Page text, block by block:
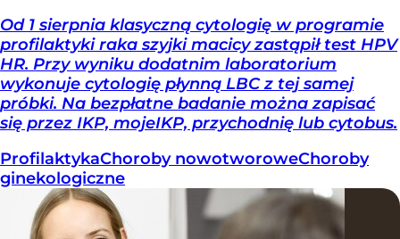
Od 1 sierpnia klasyczną cytologię w programie
profilaktyki raka szyjki macicy zastąpił test HPV
HR. Przy wyniku dodatnim laboratorium
wykonuje cytologię płynną LBC z tej samej
próbki. Na bezpłatne badanie można zapisać
się przez IKP, mojeIKP, przychodnię lub cytobus.
ProfilaktykaChoroby nowotworoweChoroby
ginekologiczne